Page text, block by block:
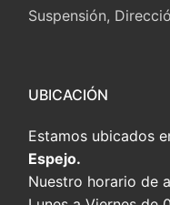
Suspensión,
UBICACIÓN
Estamos ubicados
Espejo.
Nuestro horario de